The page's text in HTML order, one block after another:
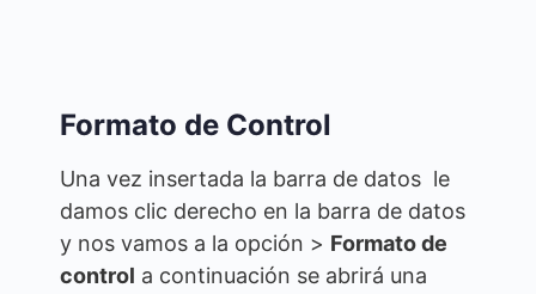
Formato de Control
Una vez insertada la barra de datos le
damos clic derecho en la barra de datos
y nos vamos a la opción > Formato de
control a continuación se abrirá una